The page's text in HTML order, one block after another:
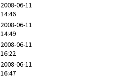
2008-06-11
14:46
2008-06-11
14:49
2008-06-11
16:22
2008-06-11
16:47